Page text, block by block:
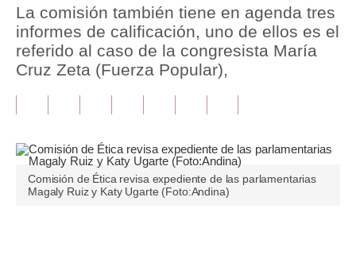
Política
Tu Dinero
Finanzas Personales
Opinión
Editorial
La comisión también tiene en agenda tres
informes de calificación, uno de ellos es el
referido al caso de la congresista María
Cruz Zeta (Fuerza Popular),
Comisión de Ética revisa expediente de las parlamentarias
Magaly Ruiz y Katy Ugarte (Foto:Andina)